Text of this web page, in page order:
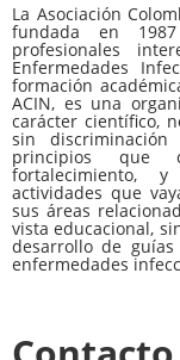
La Asociación
fundada en
profesionales
Enfermedades
formación
ACIN, es una
carácter científico,
sin
principios que
fortalecimiento,
actividades que
sus áreas
vista educacional,
desarrollo de
enfermedades